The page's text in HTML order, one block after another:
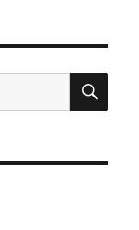
abstentions